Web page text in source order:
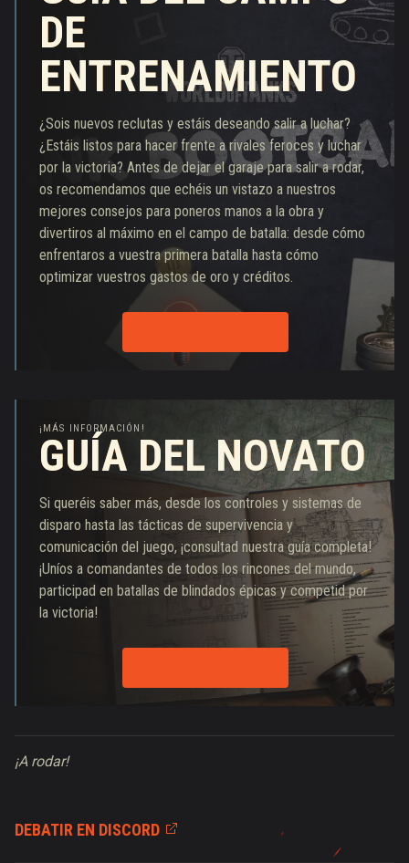
DE
ENTRENAMIENTO
DE
ENTRENAMIENTO
¿Sois nuevos reclutas y estáis deseando salir a luchar?
¿Estáis listos para hacer frente a rivales feroces y luchar
por la victoria? Antes de dejar el garaje para salir a rodar,
os recomendamos que echéis un vistazo a nuestros
mejores consejos para poneros manos a la obra y
divertiros al máximo en el campo de batalla: desde cómo
enfrentaros a vuestra primera batalla hasta cómo
optimizar vuestros gastos de oro y créditos.
¡MÁS INFORMACIÓN!
GUÍA DEL NOVATO
GUÍA DEL NOVATO
Si queréis saber más, desde los controles y sistemas de
disparo hasta las tácticas de supervivencia y
comunicación del juego, ¡consultad nuestra guía completa!
¡Uníos a comandantes de todos los rincones del mundo,
participad en batallas de blindados épicas y competid por
la victoria!
¡A rodar!
DEBATIR EN DISCORD